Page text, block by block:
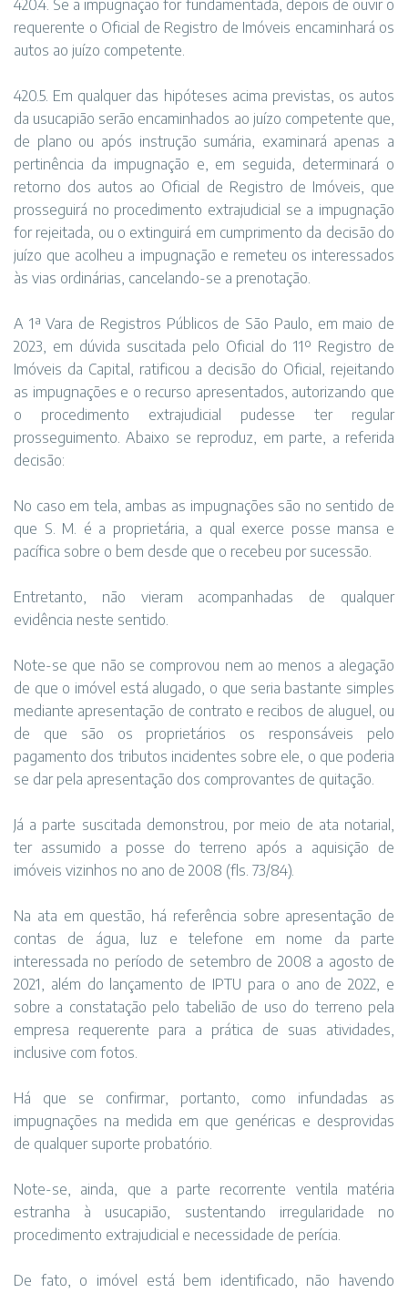
420.4. Se a impugnação for fundamentada, depois de ouvir o
requerente o Oficial de Registro de Imóveis encaminhará os
autos ao juízo competente.
420.5. Em qualquer das hipóteses acima previstas, os autos
da usucapião serão encaminhados ao juízo competente que,
de plano ou após instrução sumária, examinará apenas a
pertinência da impugnação e, em seguida, determinará o
retorno dos autos ao Oficial de Registro de Imóveis, que
prosseguirá no procedimento extrajudicial se a impugnação
for rejeitada, ou o extinguirá em cumprimento da decisão do
juízo que acolheu a impugnação e remeteu os interessados
às vias ordinárias, cancelando-se a prenotação.
A 1ª Vara de Registros Públicos de São Paulo, em maio de
2023, em dúvida suscitada pelo Oficial do 11º Registro de
Imóveis da Capital, ratificou a decisão do Oficial, rejeitando
as impugnações e o recurso apresentados, autorizando que
o procedimento extrajudicial pudesse ter regular
prosseguimento. Abaixo se reproduz, em parte, a referida
decisão:
No caso em tela, ambas as impugnações são no sentido de
que S. M. é a proprietária, a qual exerce posse mansa e
pacífica sobre o bem desde que o recebeu por sucessão.
Entretanto, não vieram acompanhadas de qualquer
evidência neste sentido.
Note-se que não se comprovou nem ao menos a alegação
de que o imóvel está alugado, o que seria bastante simples
mediante apresentação de contrato e recibos de aluguel, ou
de que são os proprietários os responsáveis pelo
pagamento dos tributos incidentes sobre ele, o que poderia
se dar pela apresentação dos comprovantes de quitação.
Já a parte suscitada demonstrou, por meio de ata notarial,
ter assumido a posse do terreno após a aquisição de
imóveis vizinhos no ano de 2008 (fls. 73/84).
Na ata em questão, há referência sobre apresentação de
contas de água, luz e telefone em nome da parte
interessada no período de setembro de 2008 a agosto de
2021, além do lançamento de IPTU para o ano de 2022, e
sobre a constatação pelo tabelião de uso do terreno pela
empresa requerente para a prática de suas atividades,
inclusive com fotos.
Há que se confirmar, portanto, como infundadas as
impugnações na medida em que genéricas e desprovidas
de qualquer suporte probatório.
Note-se, ainda, que a parte recorrente ventila matéria
estranha à usucapião, sustentando irregularidade no
procedimento extrajudicial e necessidade de perícia.
De fato, o imóvel está bem identificado, não havendo